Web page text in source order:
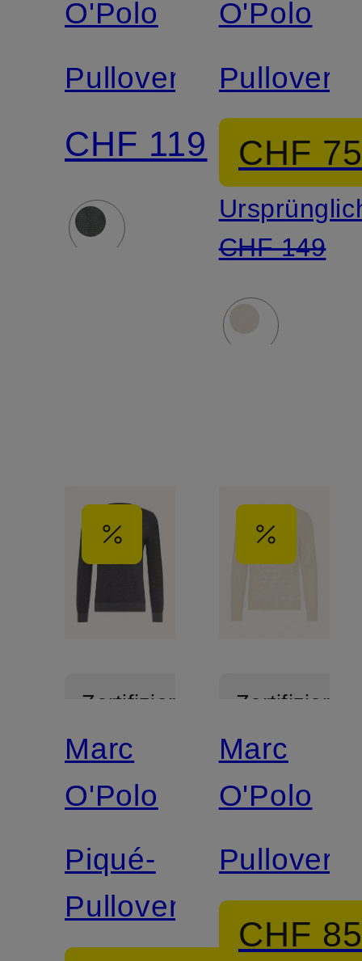
O'Polo
Pullover
CHF 119
O'Polo
Pullover
CHF
CHF 149
Zertifiziert
Marc
O'Polo
Piqué-
Pullover
Zertifiziert
Marc
O'Polo
Pullover
CHF